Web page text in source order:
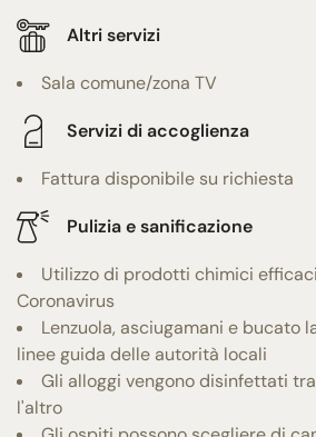
Altri servizi
Sala comune/zona TV
Servizi di accoglienza
Fattura disponibile su richiesta
Pulizia e sanificazione
Utilizzo di prodotti chimici
Coronavirus
Lenzuola, asciugamani e bucato
linee guida delle autorità locali
Gli alloggi vengono disinfettati
l'altro